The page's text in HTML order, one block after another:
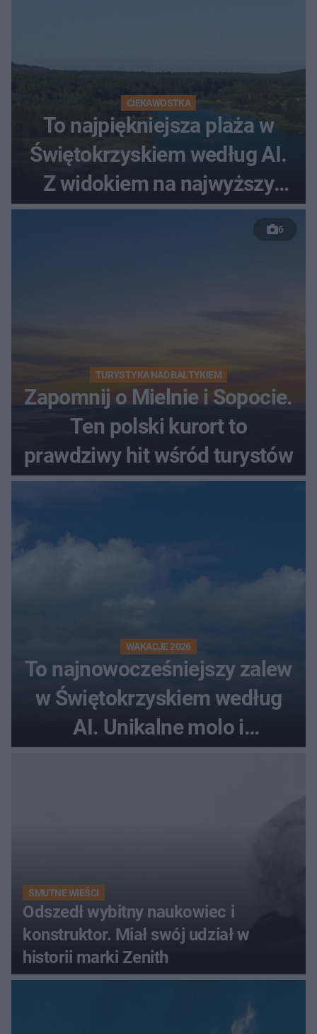
CIEKAWOSTKA
To najpiękniejsza plaża w
Świętokrzyskiem według AI.
Z widokiem na najwyższy
szczyt Gór Świętokrzyskich
6
TURYSTYKA NAD BAŁTYKIEM
Zapomnij o Mielnie i Sopocie.
Ten polski kurort to
prawdziwy hit wśród turystów
WAKACJE 2026
To najnowocześniejszy zalew
w Świętokrzyskiem według
AI. Unikalne molo i
promenada
SMUTNE WIEŚCI
Odszedł wybitny naukowiec i
konstruktor. Miał swój udział w
historii marki Zenith